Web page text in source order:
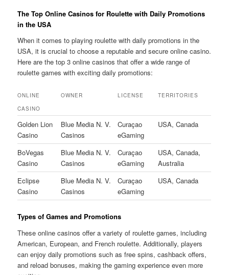
The Top Online Casinos for Roulette with Daily Promotions
in the USA
When it comes to playing roulette with daily promotions in the
USA, it is crucial to choose a reputable and secure online casino.
Here are the top 3 online casinos that offer a wide range of
roulette games with exciting daily promotions:
ONLINE
CASINO
OWNER LICENSE TERRITORIES
Golden Lion
Casino
Blue Media N. V.
Casinos
Curaçao
eGaming
USA, Canada
BoVegas
Casino
Blue Media N. V.
Casinos
Curaçao
eGaming
USA, Canada,
Australia
Eclipse
Casino
Blue Media N. V.
Casinos
Curaçao
eGaming
USA, Canada
Types of Games and Promotions
These online casinos offer a variety of roulette games, including
American, European, and French roulette. Additionally, players
can enjoy daily promotions such as free spins, cashback offers,
and reload bonuses, making the gaming experience even more